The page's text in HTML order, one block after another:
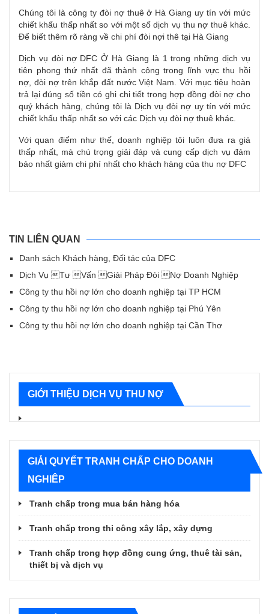
Chúng tôi là công ty đòi nợthuê ở Hà Giang uy tín với mức
chiết khấu thấp nhất so với một số dịch vụthu nợ thuê khác.
Để biết thêm rõ ràng về chi phí đòi nợi thê tại Hà Giang
Dịch vụ đòi nợDFC Ở Hà Giang là 1 trong những dịch vụ
tiên phong thứ nhất đã thành công trong lĩnh vực thu hồi
nợ, đòi nợtrên khắp đất nước Việt Nam. Với mục tiêu hoàn
trả lại đúng số tiền có ghi chi tiết trong hợp đồng đòi nợ cho
quý khách hàng , chúng tôi là Dịch vụđòi nợ uy tín với mức
chiết khấu thấp nhất so với các Dịch vụ đòi nợ thuê khác.
Với quan điểm như thế,doanh nghiệptôi luôn đưa ra giá
thấp nhất, mà chú trọng giải đáp và cung cấp dịch vụ đảm
bảo nhất giảm chi phí nhất cho khách hàng của thu nợ DFC
TIN LIÊN QUAN
Danh sách Khách hàng, Đối tác của DFC
Dịch Vụ Tư Vấn Giải Pháp Đòi Nợ Doanh Nghiệp
Công ty thu hồi nợ lớn cho doanh nghiệp tại TP HCM
Công ty thu hồi nợ lớn cho doanh nghiệp tại Phú Yên
Công ty thu hồi nợ lớn cho doanh nghiệp tại Cần Thơ
GIỚI THIỆU DỊCH VỤ THU NỢ
GIẢI QUYẾT TRANH CHẤP CHO DOANH
NGHIÊP
Tranh chấp trong mua bán hàng hóa
Tranh chấp trong thi công xây lắp, xây dựng
Tranh chấp trong hợp đồng cung ứng, thuê tài sản,
thiết bị và dịch vụ